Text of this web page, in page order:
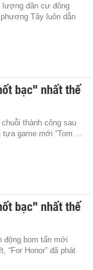
lượng dân cư đông
Tây luôn dẫn
bạc" nhất thế
thành công sau
game mới “Tom ...
bạc" nhất thế
động bom tấn mới
“For Honor” đã phát